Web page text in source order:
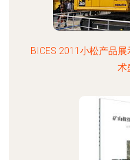
BICES 2011小松产品
术